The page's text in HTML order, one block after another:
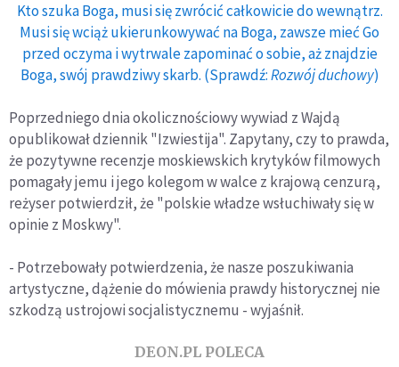
Kto szuka Boga, musi się zwrócić całkowicie do wewnątrz.
Musi się wciąż ukierunkowywać na Boga, zawsze mieć Go
przed oczyma i wytrwale zapominać o sobie, aż znajdzie
Boga, swój prawdziwy skarb. (Sprawdź:Rozwój duchowy)
Poprzedniego dnia okolicznościowy wywiad z Wajdą
opublikował dziennik "Izwiestija". Zapytany, czy to prawda,
że pozytywne recenzje moskiewskich krytyków filmowych
pomagały jemu i jego kolegom w walce z krajową cenzurą,
reżyser potwierdził, że "polskie władze wsłuchiwały się w
opinie z Moskwy".
- Potrzebowały potwierdzenia, że nasze poszukiwania
artystyczne, dążenie do mówienia prawdy historycznej nie
szkodzą ustrojowi socjalistycznemu - wyjaśnił.
DEON.PL POLECA